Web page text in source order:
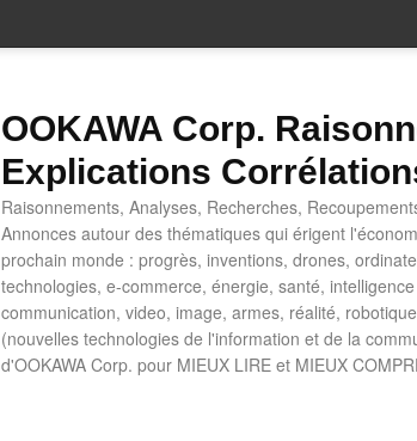
OOKAWA Corp.
Explications
Raisonnements, Analyses, Recherches,
Annonces autour des thématiques qui érigent
prochain monde : progrès, inventions, drones,
technologies, e-commerce, énergie, santé,
communication, video, image, armes, réalité,
(nouvelles technologies de l'information et de la
d'OOKAWA Corp. pour MIEUX LIRE et MIEUX